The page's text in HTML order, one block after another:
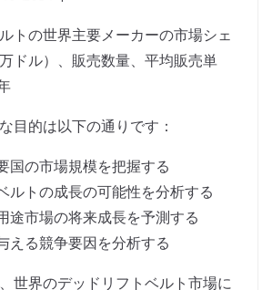
トの世界主要メーカーの市場シェ
ドル）、販売数量、平均販売単
目的は以下の通りです：
国の市場規模を把握する
ルトの成長の可能性を分析する
途市場の将来成長を予測する
える競争要因を分析する
世界のデッドリフトベルト市場に